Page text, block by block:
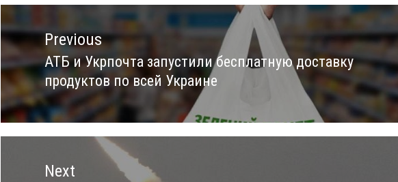
Навигация
по
записямPrevious
Previous
post:
АТБ и Укрпочта запустили бесплатную доставку
продуктов по всей Украине
Next